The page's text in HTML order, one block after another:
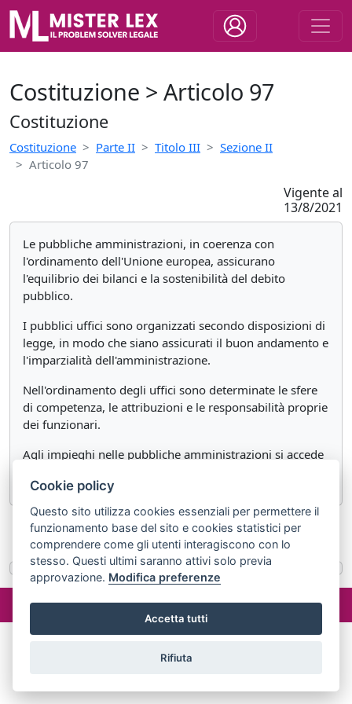
Costituzione > Articolo 97
Costituzione
Costituzione Parte II Titolo III
Sezione II
Articolo 97
Vigente al
13/8/2021
Le pubbliche amministrazioni, in coerenza con
l'ordinamento dell'Unione europea, assicurano
l'equilibrio dei bilanci e la sostenibilità del debito
pubblico.
I pubblici uffici sono organizzati secondo disposizioni di
legge, in modo che siano assicurati il buon andamento e
l'imparzialità dell'amministrazione.
Nell'ordinamento degli uffici sono determinate le sfere
di competenza, le attribuzioni e le responsabilità proprie
dei funzionari.
Agli impieghi nelle pubbliche amministrazioni si accede
«Articolo 96 Articolo 98»
02029690472
Cookie policy
Questo sito utilizza cookies essenziali per permettere il
funzionamento base del sito e cookies statistici per
comprendere come gli utenti interagiscono con lo
stesso. Questi ultimi saranno attivi solo previa
approvazione. Modifica preferenze
Accetta tutti
Rifiuta